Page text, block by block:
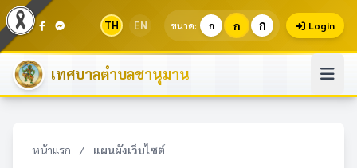
TH EN ขนาด: ก ก ก Login
เทศบาลตำบลชานุมาน
หน้าแรก / แผนผังเว็บไซต์